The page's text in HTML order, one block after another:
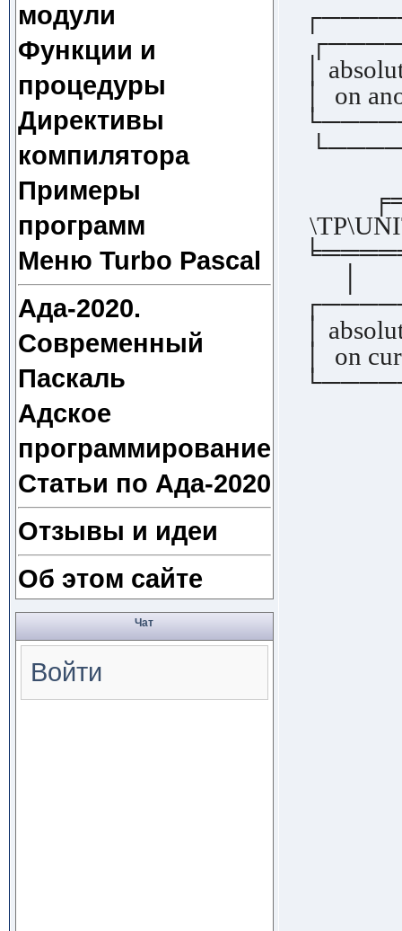
модули
Функции и
процедуры
Директивы
компилятора
Примеры
программ
Меню Turbo Pascal
Ада-2020.
Современный
Паскаль
Адское
программирование
Статьи по Ада-2020
Отзывы и идеи
Об этом сайте
Чат
Войти
│
│ on
│
│ on